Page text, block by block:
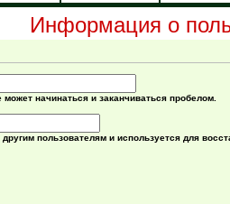
Информация о
начинаться и заканчиваться пробелом.
пользователям и используется для